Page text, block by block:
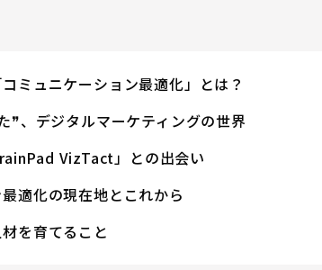
ミュニケーション最適化」とは？
❞、デジタルマーケティングの世界
VizTact」との出会い
適化の現在地とこれから
を育てること